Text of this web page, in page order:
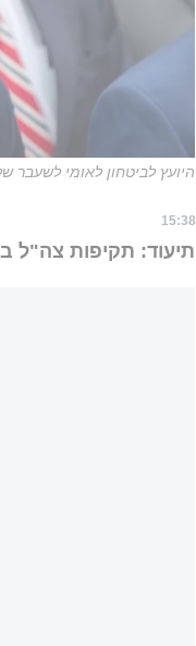
היועץ לביטחון לאומי לשעבר של
15:38
תיעוד: תקיפות צה"ל